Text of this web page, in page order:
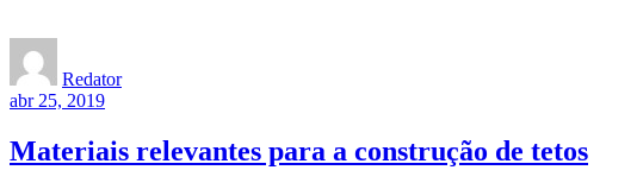
Redator
abr 25, 2019
Materiais relevantes para a construção de tetos